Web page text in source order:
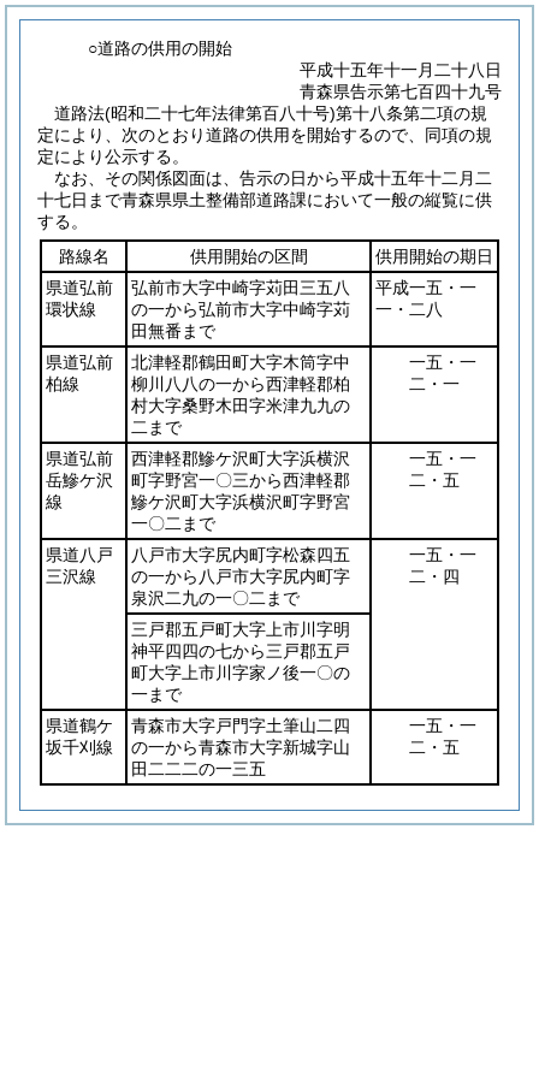
○道路の供用の開始
平成十五年十一月二十八日
青森県告示第七百四十九号
道路法(昭和二十七年法律第百八十号)第十八条第二項の規
定により、次のとおり道路の供用を開始するので、同項の規
定により公示する。
なお、その関係図面は、告示の日から平成十五年十二月二
十七日まで青森県県土整備部道路課において一般の縦覧に供
する。
路線名
供用開始の区間
供用開始の期日
県道弘前
環状線
弘前市大字中崎字苅田三五八
の一から弘前市大字中崎字苅
田無番まで
平成一五・一
一・二八
県道弘前
柏線
北津軽郡鶴田町大字木筒字中
柳川八八の一から西津軽郡柏
村大字桑野木田字米津九九の
二まで
一五・一
二・一
県道弘前
岳鰺ケ沢
線
西津軽郡鰺ケ沢町大字浜横沢
町字野宮一〇三から西津軽郡
鰺ケ沢町大字浜横沢町字野宮
一〇二まで
一五・一
二・五
県道八戸
三沢線
八戸市大字尻内町字松森四五
の一から八戸市大字尻内町字
泉沢二九の一〇二まで
一五・一
二・四
三戸郡五戸町大字上市川字明
神平四四の七から三戸郡五戸
町大字上市川字家ノ後一〇の
一まで
県道鶴ケ
坂千刈線
青森市大字戸門字土筆山二四
の一から青森市大字新城字山
田二二二の一三五
一五・一
二・五